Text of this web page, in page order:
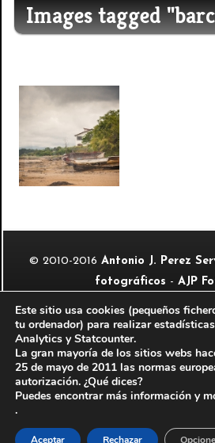
Images tagged
© 2010-2016 Antonio J. Perez
fotográficos - AJP
Sitio web perteneciente a la red de
Este sitio usa cookies (pequeños
tu ordenador) para realizar
Analytics y Statcounter.
La gran mayoría de los sitios webs
25 de mayo de 2011 las normas
autorización. ¿Qué dices?
Puedes encontrar más información y
.
Aceptar Rechazar